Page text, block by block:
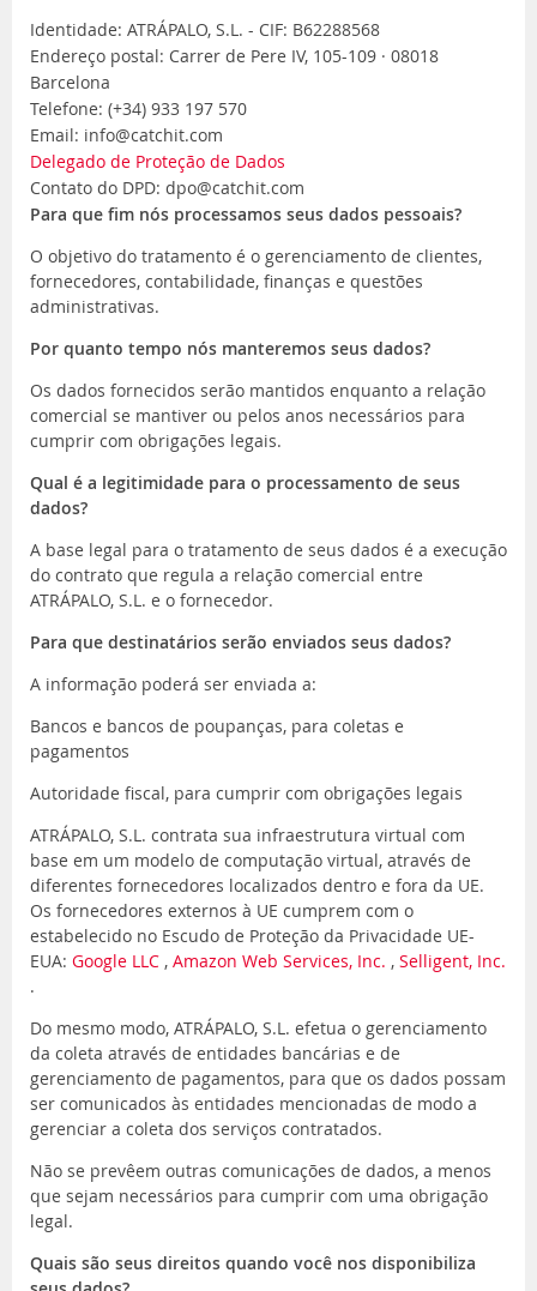
Identidade: ATRÁPALO, S.L. - CIF: B62288568
Endereço postal: Carrer de Pere IV, 105-109 · 08018
Barcelona
Telefone: (+34) 933 197 570
Email: info@catchit.com
Delegado de Proteção de Dados
Contato do DPD: dpo@catchit.com
Para que fim nós processamos seus dados pessoais?
O objetivo do tratamento é o gerenciamento de clientes,
fornecedores, contabilidade, finanças e questões
administrativas.
Por quanto tempo nós manteremos seus dados?
Os dados fornecidos serão mantidos enquanto a relação
comercial se mantiver ou pelos anos necessários para
cumprir com obrigações legais.
Qual é a legitimidade para o processamento de seus
dados?
A base legal para o tratamento de seus dados é a execução
do contrato que regula a relação comercial entre
ATRÁPALO, S.L. e o fornecedor.
Para que destinatários serão enviados seus dados?
A informação poderá ser enviada a:
Bancos e bancos de poupanças, para coletas e
pagamentos
Autoridade fiscal, para cumprir com obrigações legais
ATRÁPALO, S.L. contrata sua infraestrutura virtual com
base em um modelo de computação virtual, através de
diferentes fornecedores localizados dentro e fora da UE.
Os fornecedores externos à UE cumprem com o
estabelecido no Escudo de Proteção da Privacidade UE-
EUA: Google LLC , Amazon Web Services, Inc. , Selligent, Inc.
.
Do mesmo modo, ATRÁPALO, S.L. efetua o gerenciamento
da coleta através de entidades bancárias e de
gerenciamento de pagamentos, para que os dados possam
ser comunicados às entidades mencionadas de modo a
gerenciar a coleta dos serviços contratados.
Não se prevêem outras comunicações de dados, a menos
que sejam necessários para cumprir com uma obrigação
legal.
Quais são seus direitos quando você nos disponibiliza